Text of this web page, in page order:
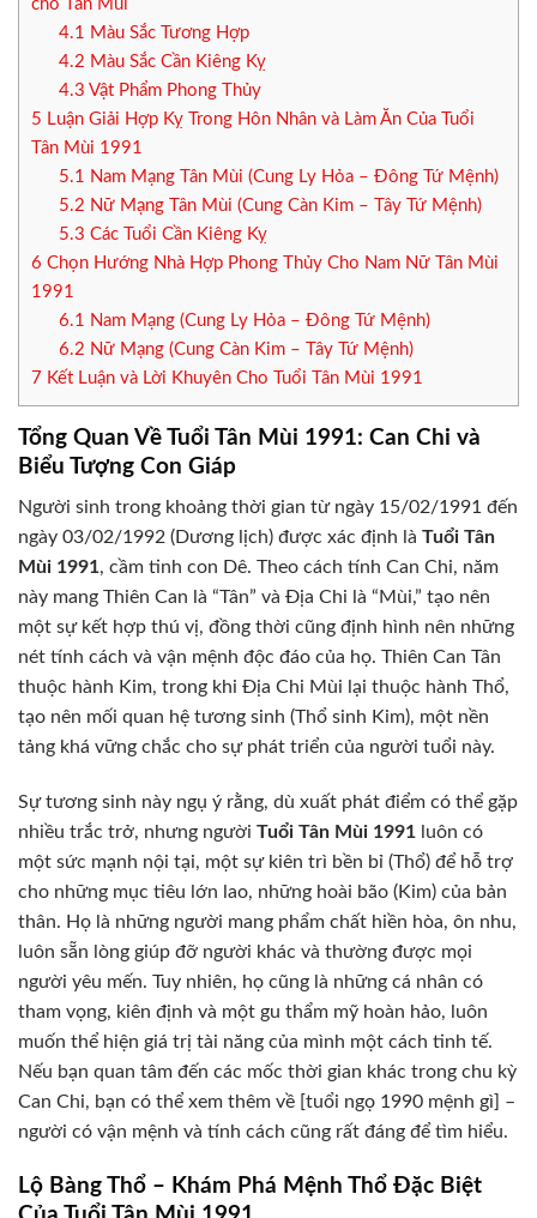
cho Tân Mùi
4.1
Màu Sắc Tương Hợp
4.2 Màu Sắc Cần Kiêng Kỵ
4.3 Vật Phẩm Phong Thủy
5 Luận Giải Hợp Kỵ Trong Hôn Nhân và Làm Ăn Của Tuổi
Tân Mùi 1991
5.1
Nam Mạng Tân Mùi (Cung Ly Hỏa – Đông Tứ Mệnh)
5.2 Nữ Mạng Tân Mùi (Cung Càn Kim – Tây Tứ Mệnh)
5.3 Các Tuổi Cần Kiêng Kỵ
6 Chọn Hướng Nhà Hợp Phong Thủy Cho Nam Nữ Tân Mùi
1991
6.1
Nam Mạng (Cung Ly Hỏa – Đông Tứ Mệnh)
6.2 Nữ Mạng (Cung Càn Kim – Tây Tứ Mệnh)
7 Kết Luận và Lời Khuyên Cho Tuổi Tân Mùi 1991
Tổng Quan Về Tuổi Tân Mùi 1991: Can Chi và
Biểu Tượng Con Giáp
Người sinh trong khoảng thời gian từ ngày 15/02/1991 đến
ngày 03/02/1992 (Dương lịch) được xác định là Tuổi Tân
Mùi 1991, cầm tinh con Dê. Theo cách tính Can Chi, năm
này mang Thiên Can là “Tân” và Địa Chi là “Mùi,” tạo nên
một sự kết hợp thú vị, đồng thời cũng định hình nên những
nét tính cách và vận mệnh độc đáo của họ. Thiên Can Tân
thuộc hành Kim, trong khi Địa Chi Mùi lại thuộc hành Thổ,
tạo nên mối quan hệ tương sinh (Thổ sinh Kim), một nền
tảng khá vững chắc cho sự phát triển của người tuổi này.
Sự tương sinh này ngụ ý rằng, dù xuất phát điểm có thể gặp
nhiều trắc trở, nhưng người Tuổi Tân Mùi 1991 luôn có
một sức mạnh nội tại, một sự kiên trì bền bỉ (Thổ) để hỗ trợ
cho những mục tiêu lớn lao, những hoài bão (Kim) của bản
thân. Họ là những người mang phẩm chất hiền hòa, ôn nhu,
luôn sẵn lòng giúp đỡ người khác và thường được mọi
người yêu mến. Tuy nhiên, họ cũng là những cá nhân có
tham vọng, kiên định và một gu thẩm mỹ hoàn hảo, luôn
muốn thể hiện giá trị tài năng của mình một cách tinh tế.
Nếu bạn quan tâm đến các mốc thời gian khác trong chu kỳ
Can Chi, bạn có thể xem thêm về [tuổi ngọ 1990 mệnh gì] –
người có vận mệnh và tính cách cũng rất đáng để tìm hiểu.
Lộ Bàng Thổ – Khám Phá Mệnh Thổ Đặc Biệt